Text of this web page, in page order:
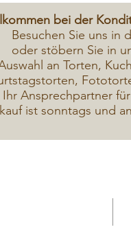
bei der
Besuchen Sie uns in
oder stöbern Sie in
uswahl an Torten,
Ansprechpartner
ist sonntags und